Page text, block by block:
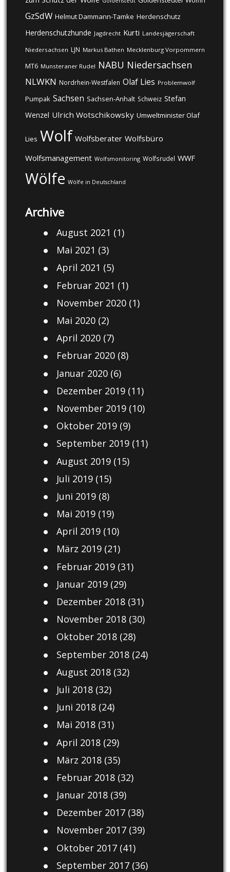
GzSdW Helmut Dammann-Tamke Herdenschutz
Herdenschutzhunde Jagdrecht Kurti Landesjägerschaft
Niedersachsen LJN Markus Bathen Mecklenburg Vorpommern
MT6 Munsteraner Rudel NABU Niedersachsen
NLWKN Nordrhein-Westfalen Olaf Lies Problemwolf
Pumpak Sachsen Sachsen-Anhalt Schweiz Stefan
Wenzel Ulrich Wotschikowsky Umweltminister Olaf
Lies Wolf Wolfsberater Wolfsbüro
Wolfsmanagement Wolfsmonitoring Wolfsrudel WWF
Wölfe Wölfe in Deutschland
Archive
August 2021 (1)
Mai 2021 (3)
April 2021 (5)
Februar 2021 (1)
November 2020(1)
Mai 2020(2)
April 2020(7)
Februar 2020(8)
Januar 2020(6)
Dezember 2019(11)
November 2019(10)
Oktober 2019(9)
September 2019(11)
August 2019(15)
Juli 2019(15)
Juni 2019(8)
Mai 2019(19)
April 2019(10)
März 2019(21)
Februar 2019(31)
Januar 2019(29)
Dezember 2018(31)
November 2018(30)
Oktober 2018(28)
September 2018(24)
August 2018(32)
Juli 2018(32)
Juni 2018(24)
Mai 2018(31)
April 2018(29)
März 2018(35)
Februar 2018(32)
Januar 2018(39)
Dezember 2017(38)
November 2017(39)
Oktober 2017(41)
September 2017(36)